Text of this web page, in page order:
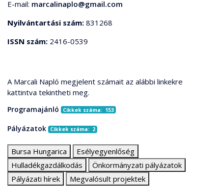
E-mail: marcalinaplo@gmail.com
Nyilvántartási szám: 831268
ISSN szám: 2416-0539
A Marcali Napló megjelent számait az alábbi linkekre
kattintva tekintheti meg.
Programajánló Cikkek száma: 153
Pályázatok Cikkek száma: 2
Bursa Hungarica
Esélyegyenlőség
Hulladékgazdálkodás
Önkormányzati pályázatok
Pályázati hírek
Megvalósult projektek